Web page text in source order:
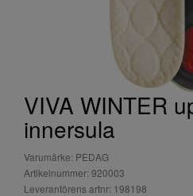
VIVA WINTER
innersula
Varumärke: PEDAG
Artikelnummer: 920003
Leverantörens artnr: 198198